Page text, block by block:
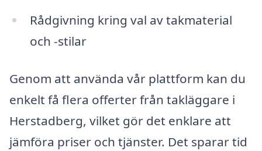
Rådgivning kring val av takmaterial
och -stilar
Genom att använda vår plattform kan du
enkelt få flera offerter från takläggare i
Herstadberg, vilket gör det enklare att
jämföra priser och tjänster. Det sparar tid